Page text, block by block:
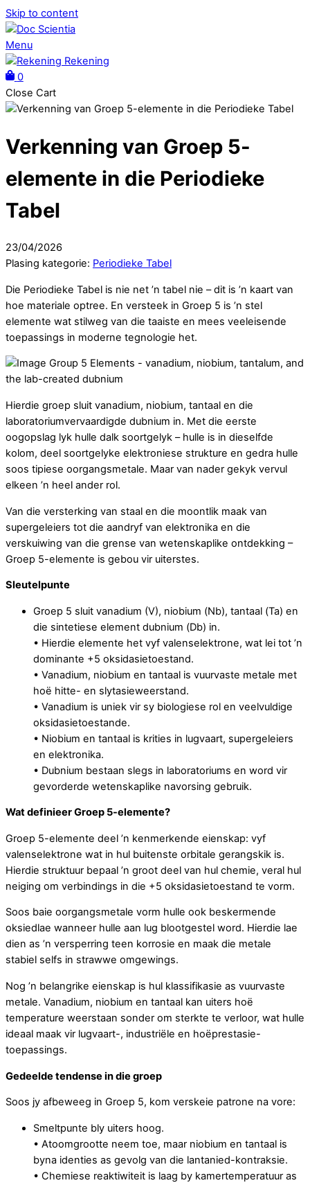
Skip to content
Menu
Rekening
0
Close Cart
Verkenning van Groep 5-
elemente in die Periodieke
Tabel
23/04/2026
Plasing kategorie: Periodieke Tabel
Die Periodieke Tabel is nie net ’n tabel nie – dit is ’n kaart van
hoe materiale optree. En versteek in Groep 5 is ’n stel
elemente wat stilweg van die taaiste en mees veeleisende
toepassings in moderne tegnologie het.
Hierdie groep sluit vanadium, niobium, tantaal en die
laboratoriumvervaardigde dubnium in. Met die eerste
oogopslag lyk hulle dalk soortgelyk – hulle is in dieselfde
kolom, deel soortgelyke elektroniese strukture en gedra hulle
soos tipiese oorgangsmetale. Maar van nader gekyk vervul
elkeen ’n heel ander rol.
Van die versterking van staal en die moontlik maak van
supergeleiers tot die aandryf van elektronika en die
verskuiwing van die grense van wetenskaplike ontdekking –
Groep 5-elemente is gebou vir uiterstes.
Sleutelpunte
Groep 5 sluit vanadium (V), niobium (Nb), tantaal (Ta) en
die sintetiese element dubnium (Db) in.
• Hierdie elemente het vyf valenselektrone, wat lei tot ’n
dominante +5 oksidasietoestand.
• Vanadium, niobium en tantaal is vuurvaste metale met
hoë hitte- en slytasieweerstand.
• Vanadium is uniek vir sy biologiese rol en veelvuldige
oksidasietoestande.
• Niobium en tantaal is krities in lugvaart, supergeleiers
en elektronika.
• Dubnium bestaan slegs in laboratoriums en word vir
gevorderde wetenskaplike navorsing gebruik.
Wat definieer Groep 5-elemente?
Groep 5-elemente deel ’n kenmerkende eienskap: vyf
valenselektrone wat in hul buitenste orbitale gerangskik is.
Hierdie struktuur bepaal ’n groot deel van hul chemie, veral hul
neiging om verbindings in die +5 oksidasietoestand te vorm.
Soos baie oorgangsmetale vorm hulle ook beskermende
oksiedlae wanneer hulle aan lug blootgestel word. Hierdie lae
dien as ’n versperring teen korrosie en maak die metale
stabiel selfs in strawwe omgewings.
Nog ’n belangrike eienskap is hul klassifikasie as vuurvaste
metale. Vanadium, niobium en tantaal kan uiters hoë
temperature weerstaan sonder om sterkte te verloor, wat hulle
ideaal maak vir lugvaart-, industriële en hoëprestasie-
toepassings.
Gedeelde tendense in die groep
Soos jy afbeweeg in Groep 5, kom verskeie patrone na vore:
Smeltpunte bly uiters hoog.
• Atoomgrootte neem toe, maar niobium en tantaal is
byna identies as gevolg van die lantanied-kontraksie.
• Chemiese reaktiwiteit is laag by kamertemperatuur as